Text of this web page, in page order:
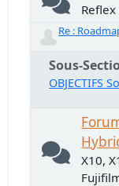
Re :
Sous-
OBJECTIFS
X10,